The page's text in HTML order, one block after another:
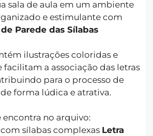
sala de aula em um ambiente
e estimulante com
Parede das Sílabas
ilustrações coloridas e
a associação das letras
para o processo de
forma lúdica e atrativa.
encontra no arquivo:
sílabas complexas Letra